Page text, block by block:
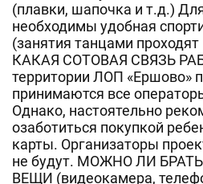
(плавки, шапочка и т.д.)
необходимы удобная
(занятия танцами
КАКАЯ СОТОВАЯ СВЯЗЬ
территории ЛОП «Ершово»
принимаются все
Однако, настоятельно
озаботиться покупкой
карты. Организаторы
не будут. МОЖНО ЛИ
ВЕЩИ (видеокамера,